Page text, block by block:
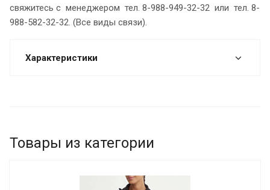
свяжитесь с менеджером тел. 8-988-949-32-32 или тел. 8-
988-582-32-32. (Все виды связи).
Характеристики
Товары из категории